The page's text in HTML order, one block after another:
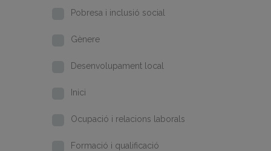
Pobresa i inclusió social
Gènere
Desenvolupament local
Inici
Ocupació i relacions laborals
Formació i qualificació